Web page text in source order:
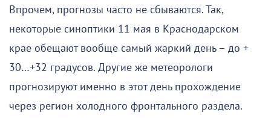
Впрочем, прогнозы часто не сбываются. Так,
некоторые синоптики 11 мая в Краснодарском
крае обещают вообще самый жаркий день – до +
30…+32 градусов. Другие же метеорологи
прогнозируют именно в этот день прохождение
через регион холодного фронтального раздела.